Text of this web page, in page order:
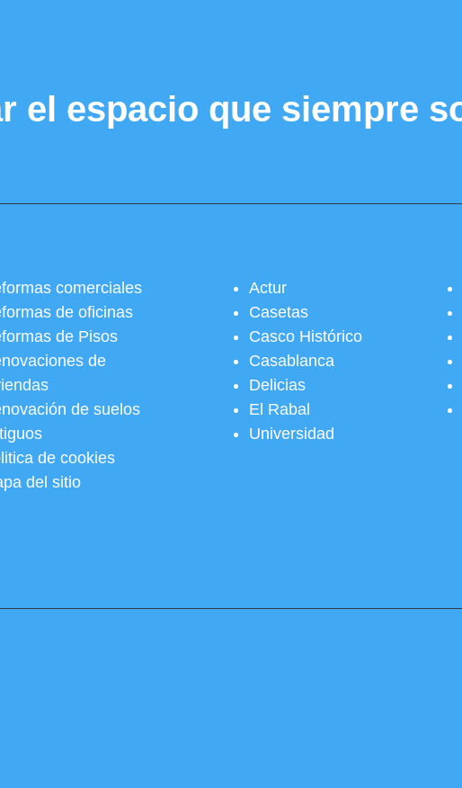
el espacio que siempre
comerciales
de oficinas
de Pisos
de
de suelos
de cookies
del sitio
Actur
Casetas
Casco Histórico
Casablanca
Delicias
El Rabal
Universidad